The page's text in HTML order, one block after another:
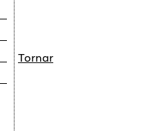
Tornar